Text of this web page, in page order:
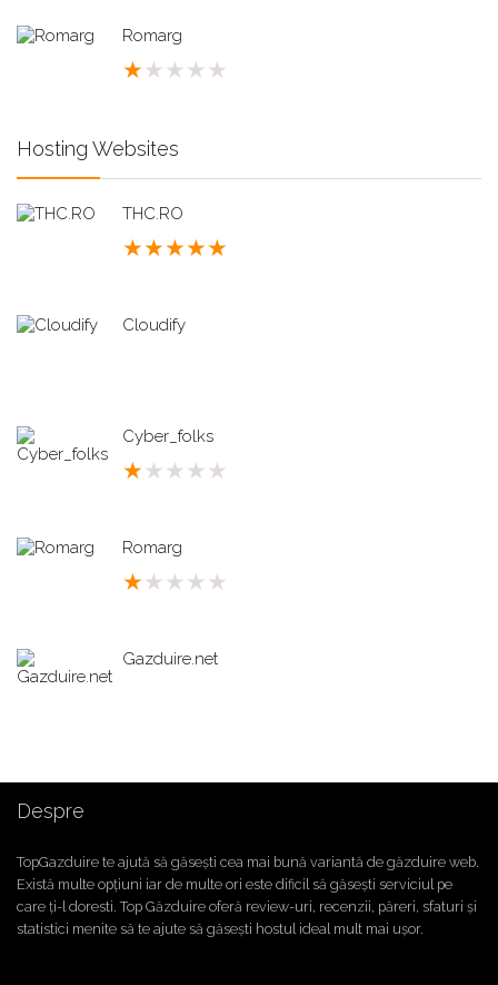
Romarg
★ ★ ★ ★ ★
Hosting Websites
THC.RO
★★★★★
Cloudify
Cyber_folks
★ ★ ★ ★ ★
Romarg
★ ★ ★ ★ ★
Gazduire.net
Despre
TopGazduire te ajută să găsești cea mai bună variantă de găzduire web.
Există multe opțiuni iar de multe ori este dificil să găsești serviciul pe
care ți-l doresti. Top Găzduire oferă review-uri, recenzii, păreri, sfaturi și
statistici menite să te ajute să găsești hostul ideal mult mai ușor.